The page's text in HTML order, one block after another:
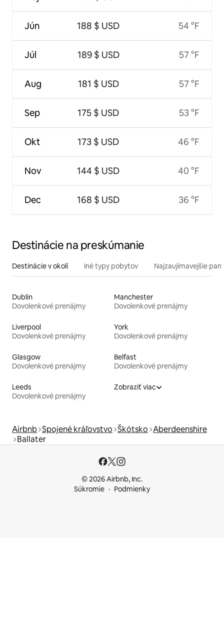
Jún
Júl
Aug
Sep
Okt
Nov
Dec
188 $ USD
189 $ USD
181 $ USD
175 $ USD
173 $ USD
144 $ USD
168 $ USD
54 °F
57 °F
57 °F
53 °F
46 °F
40 °F
36 °F
Destinácie na preskúmanie
Destinácie v okolí Iné typy pobytov Najzaujímavejšie
Dublin
Dovolenkové prenájmy
Manchester
Dovolenkové prenájmy
Liverpool
Dovolenkové prenájmy
York
Dovolenkové prenájmy
Glasgow
Dovolenkové prenájmy
Belfast
Dovolenkové prenájmy
Leeds
Dovolenkové prenájmy
Zobraziť viac
Airbnb Spojené kráľovstvo Škótsko Aberdeenshire
Ballater
© 2026 Airbnb, Inc.
Súkromie
Podmienky